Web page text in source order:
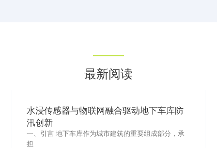
最新阅读
水浸传感器与物联网融合驱动地下车库防
汛创新
一、引言 地下车库作为城市建筑的重要组成部分，承
担